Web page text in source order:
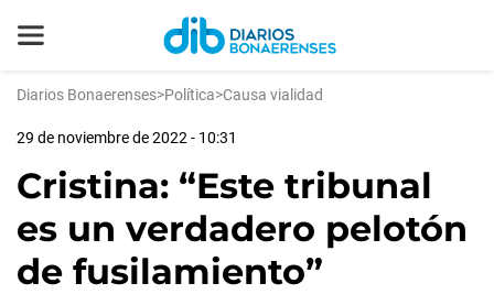
Diarios Bonaerenses>Política>Causa vialidad
29 de noviembre de 2022 - 10:31
Cristina: “Este tribunal
es un verdadero pelotón
de fusilamiento”